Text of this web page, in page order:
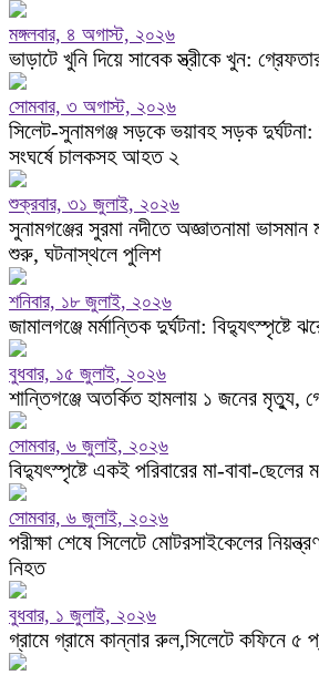
মঙ্গলবার, ৪ অগাস্ট, ২০২৬
ভাড়াটে খুনি দিয়ে সাবেক স্ত্রীকে খুন:
সোমবার, ৩ অগাস্ট, ২০২৬
সিলেট-সুনামগঞ্জ সড়কে ভয়াবহ সড়ক
সংঘর্ষে চালকসহ আহত ২
শুক্রবার, ৩১ জুলাই, ২০২৬
সুনামগঞ্জের সুরমা নদীতে অজ্ঞাতনামা
শুরু, ঘটনাস্থলে পুলিশ
শনিবার, ১৮ জুলাই, ২০২৬
জামালগঞ্জে মর্মান্তিক দুর্ঘটনা:
বুধবার, ১৫ জুলাই, ২০২৬
শান্তিগঞ্জে অতর্কিত হামলায় ১ জনের মৃত্যু,
সোমবার, ৬ জুলাই, ২০২৬
বিদ্যুৎস্পৃষ্টে একই পরিবারের মা-বাবা-ছেলের
সোমবার, ৬ জুলাই, ২০২৬
পরীক্ষা শেষে সিলেটে মোটরসাইকেলের
নিহত
বুধবার, ১ জুলাই, ২০২৬
গ্রামে গ্রামে কান্নার রুল,সিলেটে কফিনে ৫